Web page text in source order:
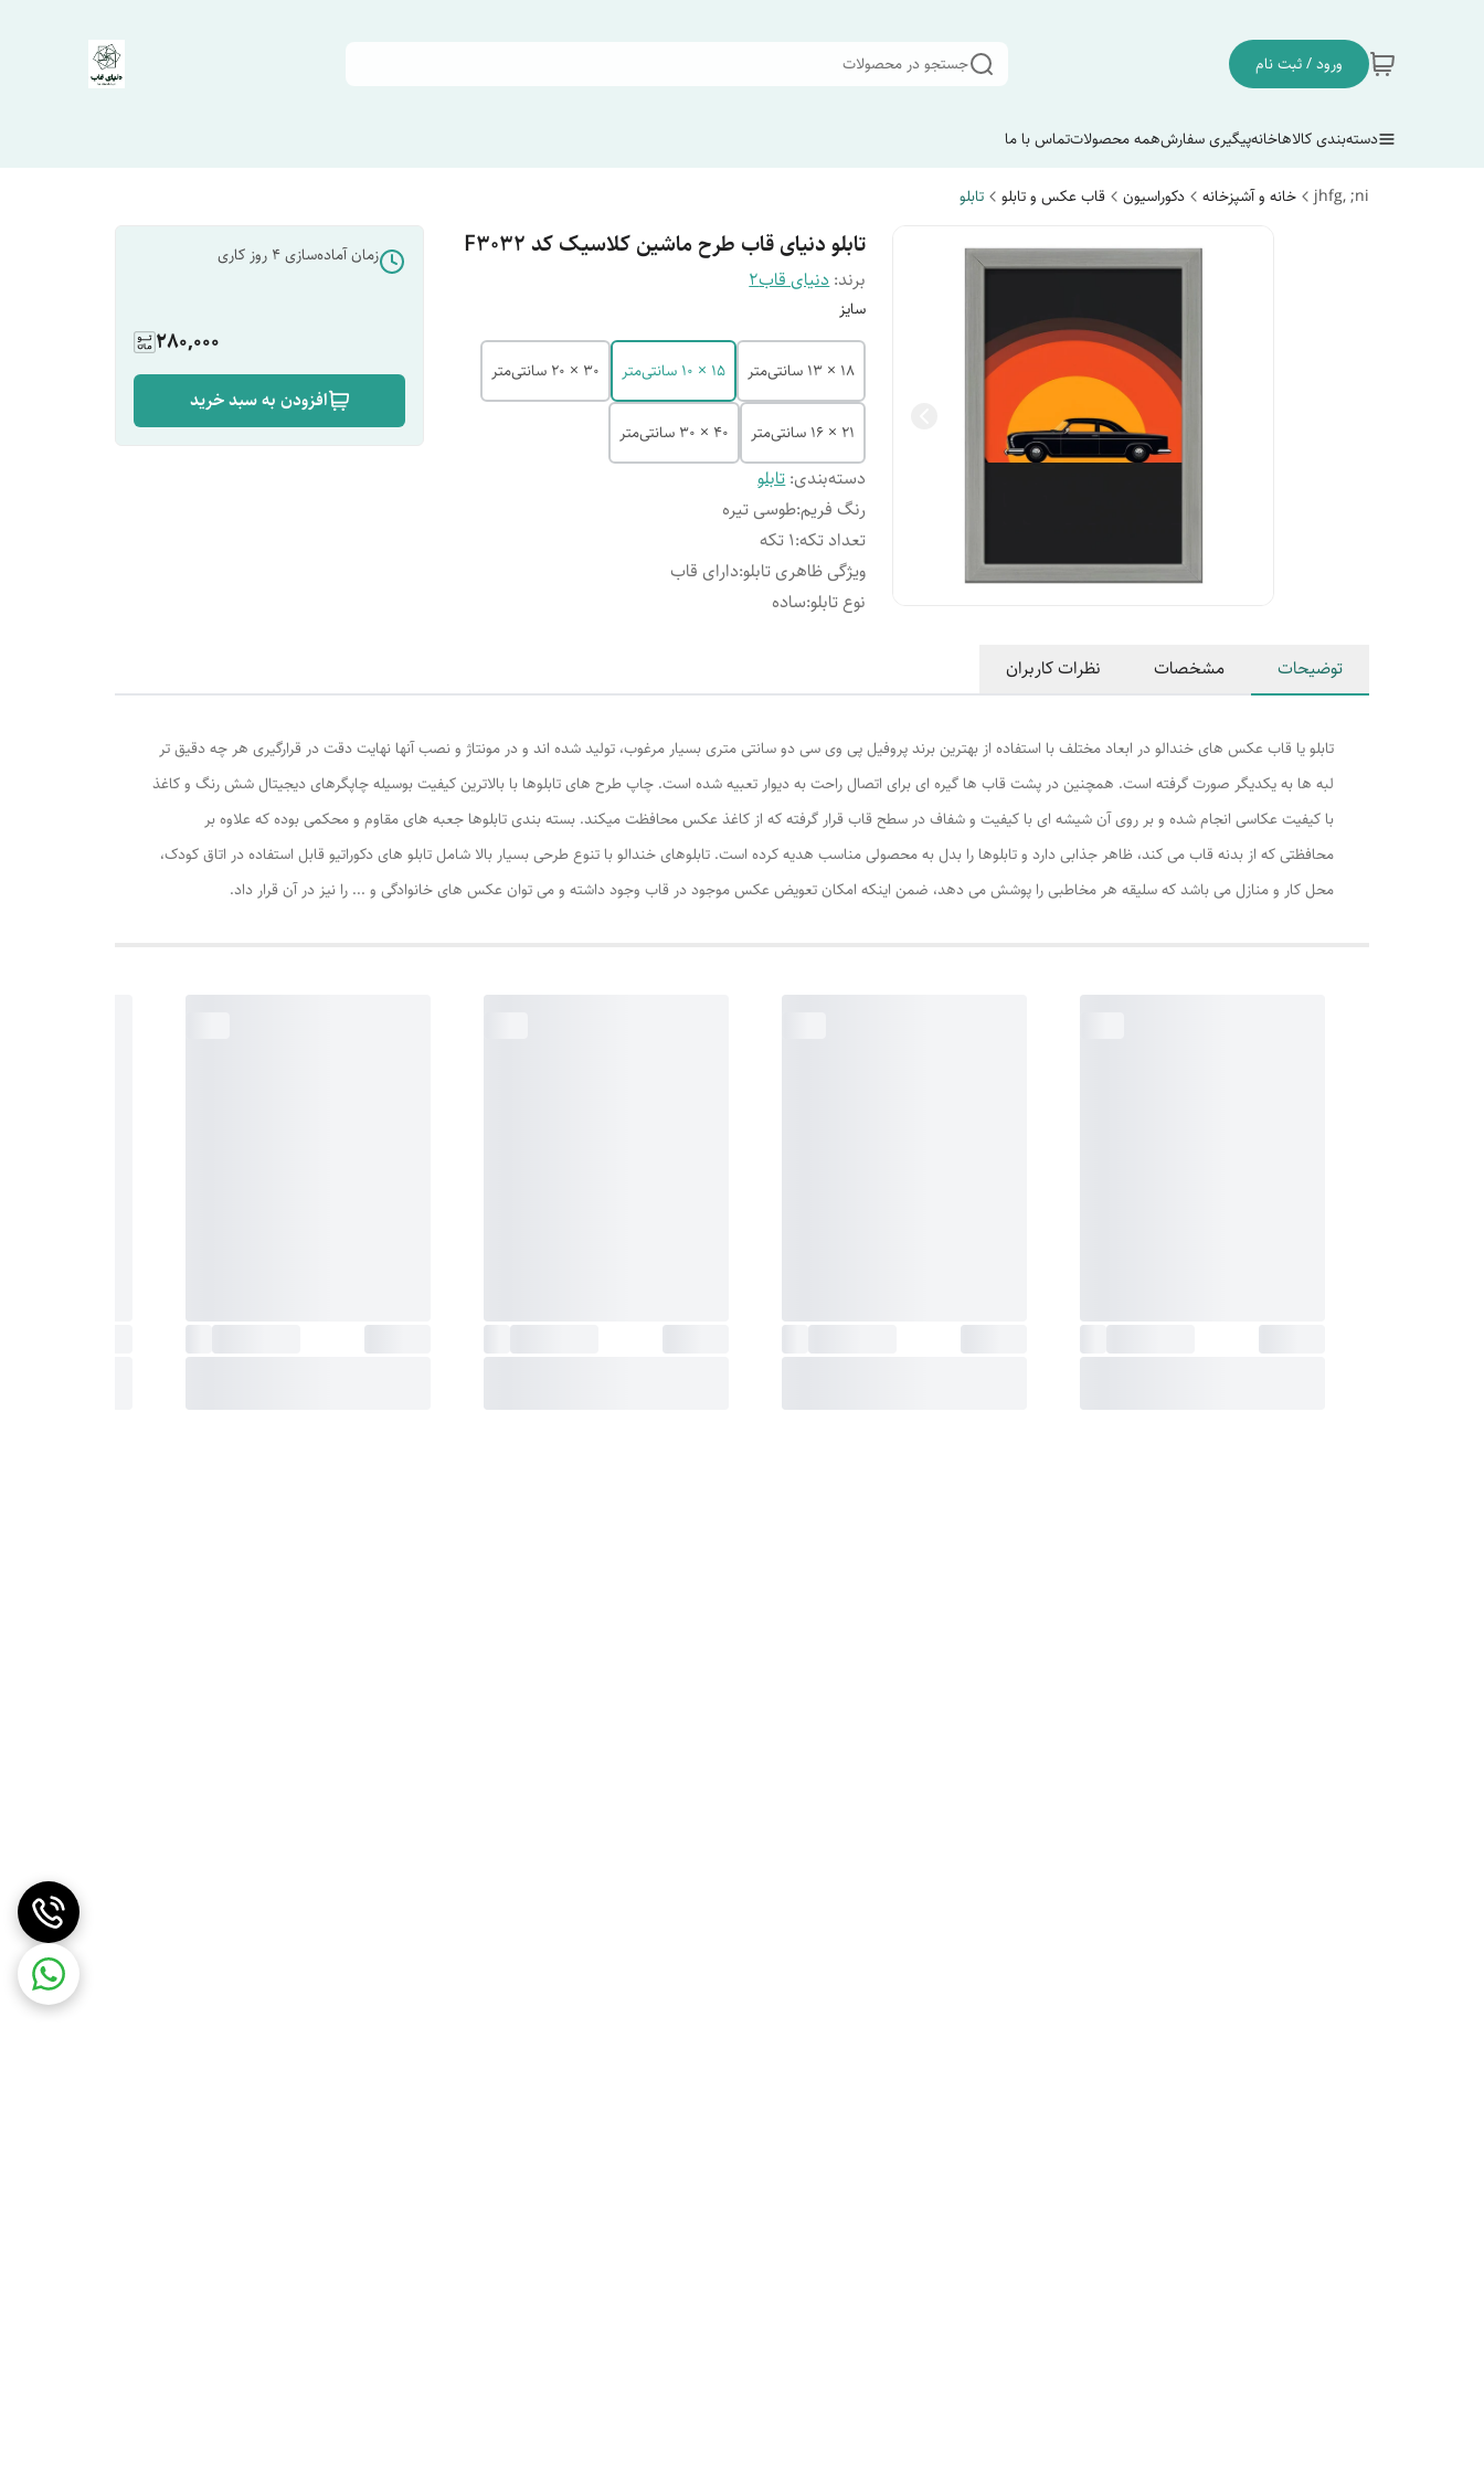
ورود / ثبت نام جستجو در محصولات
دسته‌بندی کالاهاخانهپیگیری سفارشهمه محصولاتتماس با ما
jhfg, ;ni خانه و آشپزخانه دکوراسیون قاب عکس و تابلو تابلو
تابلو دنیای قاب طرح ماشین کلاسیک کد F3032
برند:دنیای قاب2
سایز
18 × 13 سانتی‌متر 15 × 10 سانتی‌متر 30 × 20 سانتی‌متر
21 × 16 سانتی‌متر 40 × 30 سانتی‌متر
دسته‌بندی:تابلو
رنگ فریم:طوسی تیره
تعداد تکه:1 تکه
ویژگی ظاهری تابلو:دارای قاب
نوع تابلو:ساده
زمان آماده‌سازی4 روز کاری
280,000
افزودن به سبد خرید
توضیحات مشخصات نظرات کاربران
تابلو یا قاب عکس های خندالو در ابعاد مختلف با استفاده از بهترین برند پروفیل پی وی سی دو سانتی متری بسیار مرغوب، تولید شده اند و در مونتاژ و نصب آنها نهایت دقت در قرارگیری هر چه دقیق تر
لبه ها به یکدیگر صورت گرفته است. همچنین در پشت قاب ها گیره ای برای اتصال راحت به دیوار تعبیه شده است. چاپ طرح های تابلوها با بالاترین کیفیت بوسیله چاپگرهای دیجیتال شش رنگ و کاغذ
با کیفیت عکاسی انجام شده و بر روی آن شیشه ای با کیفیت و شفاف در سطح قاب قرار گرفته که از کاغذ عکس محافظت میکند. بسته بندی تابلوها جعبه های مقاوم و محکمی بوده که علاوه بر
محافظتی که از بدنه قاب می کند، ظاهر جذابی دارد و تابلوها را بدل به محصولی مناسب هدیه کرده است. تابلوهای خندالو با تنوع طرحی بسیار بالا شامل تابلو های دکوراتیو قابل استفاده در اتاق کودک،
محل کار و منازل می باشد که سلیقه هر مخاطبی را پوشش می دهد، ضمن اینکه امکان تعویض عکس موجود در قاب وجود داشته و می توان عکس های خانوادگی و ... را نیز در آن قرار داد.